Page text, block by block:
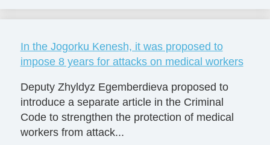
In the Jogorku Kenesh, it was proposed to
impose 8 years for attacks on medical workers
Deputy Zhyldyz Egemberdieva proposed to
introduce a separate article in the Criminal
Code to strengthen the protection of medical
workers from attack...